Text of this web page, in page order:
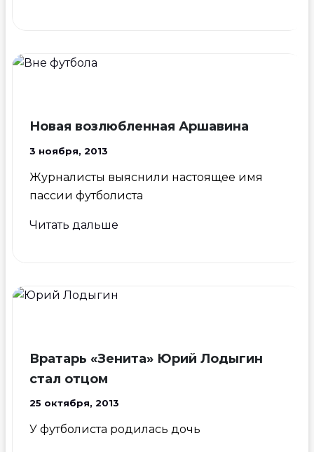
Томас
спорте
геев
Новая возлюбленная Аршавина
3 ноября, 2013
Журналисты выяснили настоящее имя
пассии футболиста
Новая
Читать дальше
Вратарь «Зенита» Юрий Лодыгин
стал отцом
25 октября, 2013
У футболиста родилась дочь